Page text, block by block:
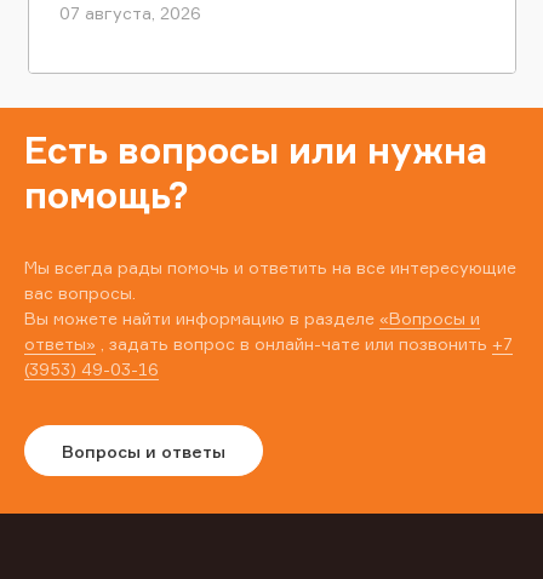
07 августа, 2026
Есть вопросы или нужна
помощь?
Мы всегда рады помочь и ответить на все интересующие
вас вопросы.
Вы можете найти информацию в разделе «Вопросы и
ответы» , задать вопрос в онлайн-чате или позвонить +7
(3953) 49-03-16
Вопросы и ответы